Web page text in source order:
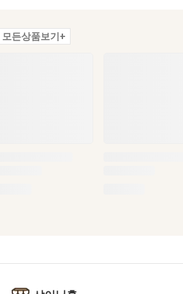
모든상품보기+